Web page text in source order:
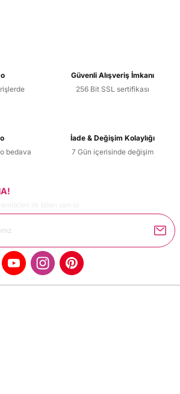
Güvenli Alışveriş İmkanı
256 Bit SSL sertifikası
bedava
İade & Değişim Kolaylığı
7 Gün içerisinde değişim